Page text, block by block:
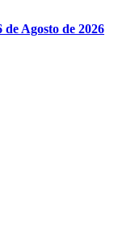
Agosto de 2026